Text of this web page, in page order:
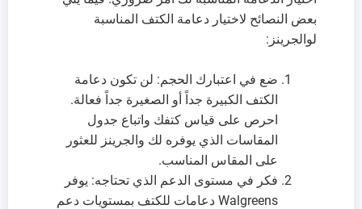
بعض النصائح لاختيار دعامة الكتف المناسبة
لوالجرينز:
ضع في اعتبارك الحجم: لن تكون دعامة
الكتف الكبيرة جداً أو الصغيرة جداً فعالة.
احرص على قياس كتفك واتباع جدول
المقاسات الذي يوفره لك والجرينز للعثور
على المقاس المناسب.
فكر في مستوى الدعم الذي تحتاجه: يوفر
Walgreens دعامات للكتف بمستويات دعم